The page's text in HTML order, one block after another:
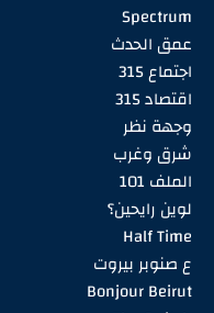
Spectrum
عمق الحدث
اجتماع 315
اقتصاد 315
وجهة نظر
شرق وغرب
الملف 101
لوين رايحين؟
Half Time
ع صنوبر بيروت
Bonjour Beirut